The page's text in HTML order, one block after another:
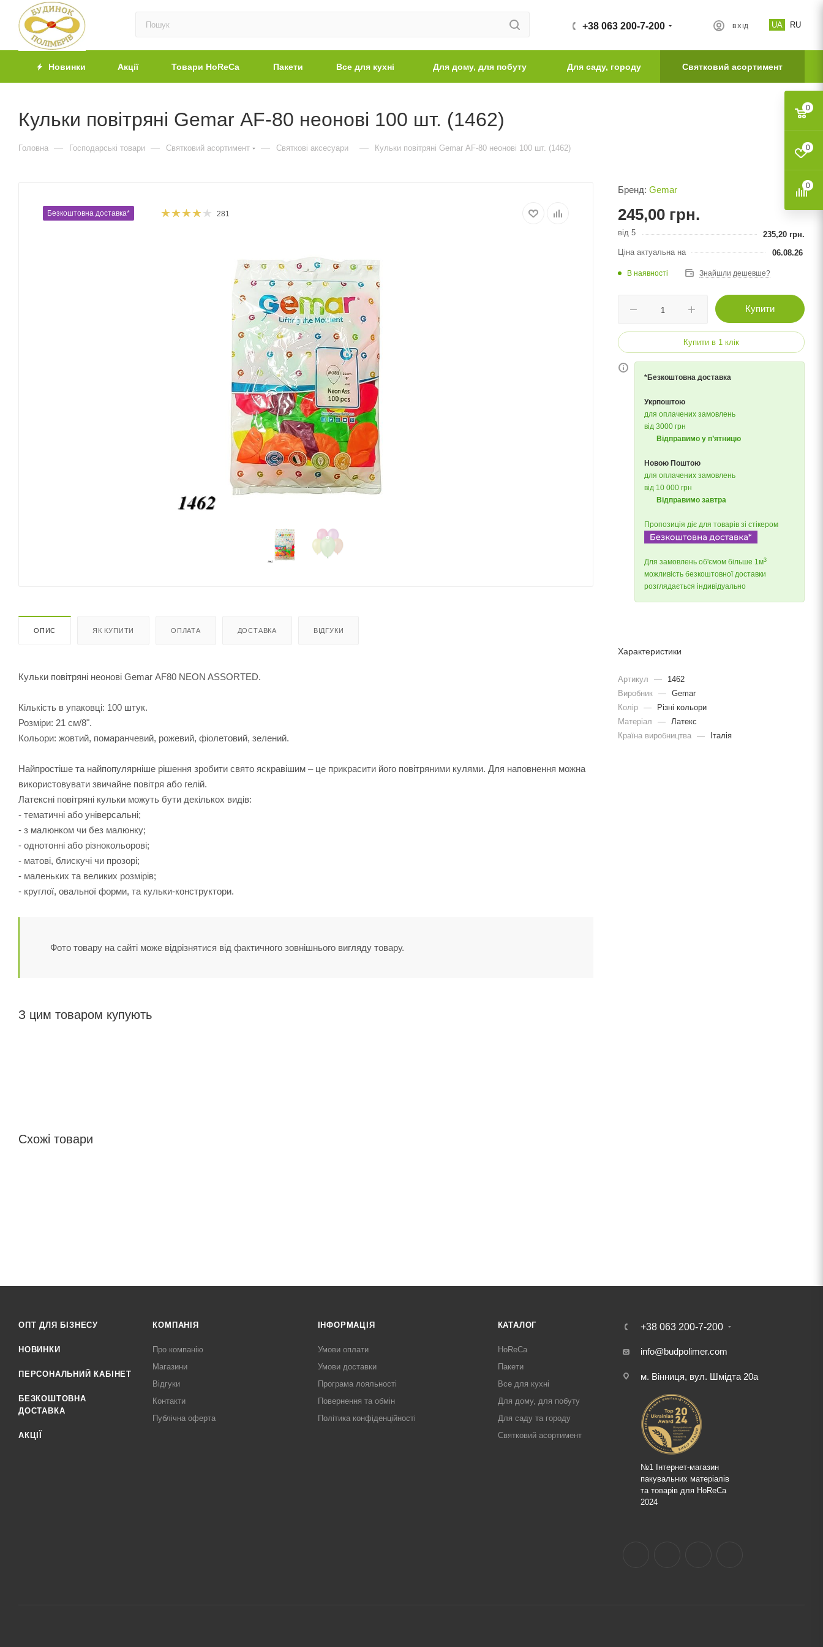
UA RU
ВХІД
+38 063 200-7-200
Новинки Акції Товари HoReCa Пакети Все для кухні Для дому, для побуту Для саду, городу Святковий асортимент
Кульки повітряні Gemar АF-80 неонові 100 шт. (1462)
Головна — Господарські товари — Святковий асортимент — Святкові аксесуари — Кульки повітряні Gemar АF-80 неонові 100 шт. (1462)
Безкоштовна доставка* 281
ОПИС ЯК КУПИТИ ОПЛАТА ДОСТАВКА ВІДГУКИ
Кульки повітряні неонові Gemar АF80 NEON ASSORTED.
Кількість в упаковці: 100 штук.
Розміри: 21 см/8".
Кольори: жовтий, помаранчевий, рожевий, фіолетовий, зелений.
Найпростіше та найпопулярніше рішення зробити свято яскравішим – це прикрасити його повітряними кулями. Для наповнення можна
використовувати звичайне повітря або гелій.
Латексні повітряні кульки можуть бути декількох видів:
- тематичні або універсальні;
- з малюнком чи без малюнку;
- однотонні або різнокольорові;
- матові, блискучі чи прозорі;
- маленьких та великих розмірів;
- круглої, овальної форми, та кульки-конструктори.
Фото товару на сайті може відрізнятися від фактичного зовнішнього вигляду товару.
З цим товаром купують
Схожі товари
Бренд: Gemar
245,00 грн.
від 5 235,20 грн.
Ціна актуальна на
06.08.26
В наявності Знайшли дешевше?
Купити
Купити в 1 клік
*Безкоштовна доставка
Укрпоштою
для оплачених замовлень
від 3000 грн
Відправимо у п’ятницю
Новою Поштою
для оплачених замовлень
від 10 000 грн
Відправимо завтра
Пропозиція діє для товарів зі стікером
Для замовлень об'ємом більше 1м3
можливість безкоштовної доставки
розглядається індивідуально
Характеристики
Артикул —
1462
Виробник — Gemar
Колір —
Різні кольори
Матеріал
—
Латекс
Країна виробництва — Італія
ОПТ ДЛЯ БІЗНЕСУ
НОВИНКИ
ПЕРСОНАЛЬНИЙ КАБІНЕТ
БЕЗКОШТОВНА
ДОСТАВКА
АКЦІЇ
КОМПАНІЯ
Про компанію
Магазини
Відгуки
Контакти
Публічна оферта
ІНФОРМАЦІЯ
Умови оплати
Умови доставки
Програма лояльності
Повернення та обмін
Політика конфіденційності
КАТАЛОГ
HoReCa
Пакети
Все для кухні
Для дому, для побуту
Для саду та городу
Святковий асортимент
+38 063 200-7-200
info@budpolimer.com
м. Вінниця, вул. Шмідта 20а
№1 Інтернет-магазин
пакувальних матеріалів
та товарів для HoReCa
2024
0
0
0